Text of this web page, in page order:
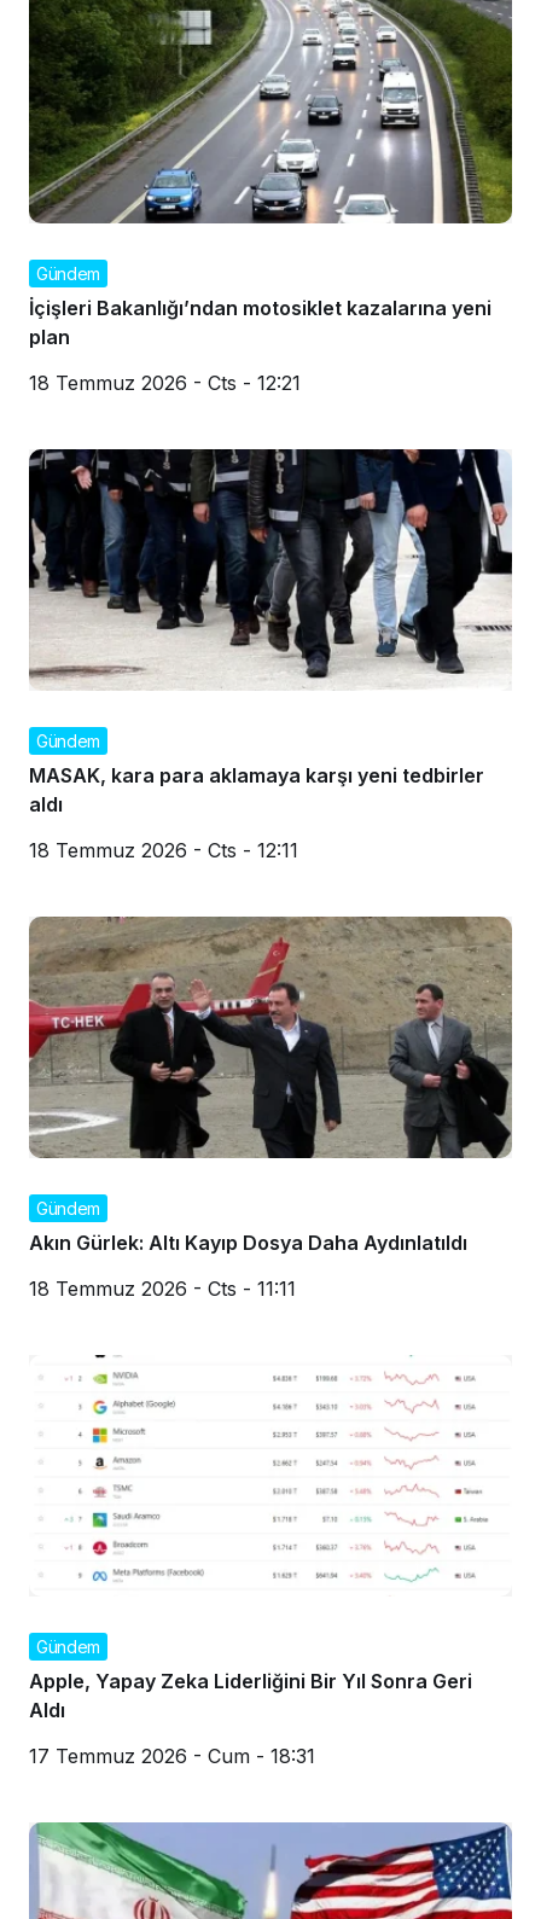
Gündem
İçişleri Bakanlığı’ndan motosiklet kazalarına yeni
plan
18 Temmuz 2026 - Cts - 12:21
Gündem
MASAK, kara para aklamaya karşı yeni tedbirler
aldı
18 Temmuz 2026 - Cts - 12:11
Gündem
Akın Gürlek: Altı Kayıp Dosya Daha Aydınlatıldı
18 Temmuz 2026 - Cts - 11:11
Gündem
Apple, Yapay Zeka Liderliğini Bir Yıl Sonra Geri
Aldı
17 Temmuz 2026 - Cum - 18:31